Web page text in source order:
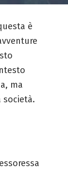
è
ma
società.